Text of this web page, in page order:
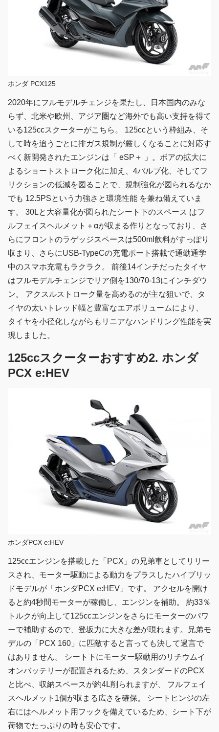
ホンダ PCX125
2020年にフルモデルチェンジを果たし、日本国内のみな
らず、北米や欧州、アジア圏など海外でも高い支持を得て
いる125ccスクーターがこちら。 125ccという枠組み、そ
して時を追うごとに排ガス規制が厳しくなることに対応す
べく新開発されたエンジンは「 eSP＋ 」。ボアの拡大に
よるショートストローク化に加え、4バルブ化、そしてフ
リクションの低減を図ることで、規制強化が図られるなか
でも 12.5PSという力強さと環境性能 を兼ね備えていま
す。 30Lと大容量化が図られたシート下のスペース はフ
ルフェイスヘルメット＋αが収まる作りとなっており、さ
らにフロントのラゲッジスペースは500ml飲料がすっぽり
収まり、さらにUSB-TypeCの充電ポート搭載で通勤通学
中のスマホ充電もラクラク。 前後14インチだったタイヤ
はフルモデルチェンジでリア側を130/70-13にインチダウ
ン。 アクスルストローク量を高めるのが主な狙いで、タ
イヤの太いトレッド幅と豊富なエアボリュームにより、
タイヤを小径化しながらもリニアなハンドリング性能を実
現しました。
125ccスクーターおすすめ2. ホンダ
PCX e:HEV
ホンダPCX e:HEV
125ccエンジンを搭載した「PCX」の兄弟車としてリリー
スされ、モーター駆動による動力をプラスしたハイブリッ
ドモデルが「ホンダPCX e:HEV」です。 アクセルを開け
ると約4秒間モーターが稼働し、エンジンを補助。 約33％
トルクが向上して125ccエンジンをさらにモーターのパワ
ーで補助するので、登坂力に大きな差が現れます。兄弟モ
デルの「PCX 160」に匹敵すると言っても決して過言で
はありません。 シート下にモーター駆動用のリチウムイ
オンバッテリーが配置されるため、スタンダードのPCX
と比べ、収納スペースが約4L削られますが、 フルフェイ
スヘルメット1個が収まる広さを確保。 シートヒンジの左
右にはヘルメット用フックを備えているため、シート下が
荷物でたっぷりの時も安心です。